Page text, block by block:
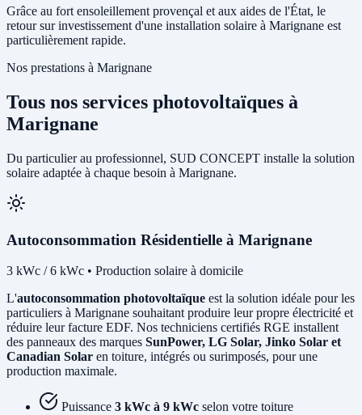
Grâce au fort ensoleillement provençal et aux aides de l'État, le
retour sur investissement d'une installation solaire à Marignane est
particulièrement rapide.
Nos prestations à Marignane
Tous nos services photovoltaïques à
Marignane
Du particulier au professionnel, SUD CONCEPT installe la solution
solaire adaptée à chaque besoin à Marignane.
Autoconsommation Résidentielle à Marignane
3 kWc / 6 kWc • Production solaire à domicile
L'autoconsommation photovoltaïque est la solution idéale pour les
particuliers à Marignane souhaitant produire leur propre électricité et
réduire leur facture EDF. Nos techniciens certifiés RGE installent
des panneaux des marques SunPower, LG Solar, Jinko Solar et
Canadian Solar en toiture, intégrés ou surimposés, pour une
production maximale.
Puissance 3 kWc à 9 kWc selon votre toiture